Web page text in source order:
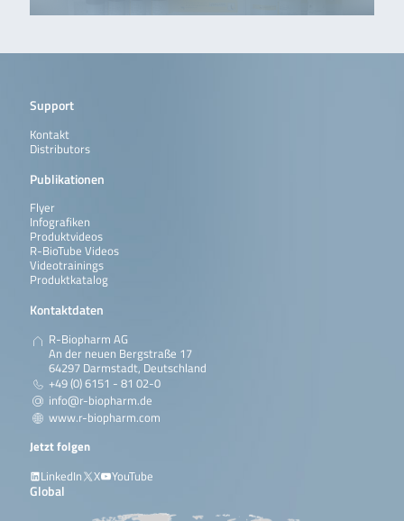
Support
Kontakt
Distributors
Publikationen
Flyer
Infografiken
Produktvideos
R-BioTube Videos
Videotrainings
Produktkatalog
Kontaktdaten
R-Biopharm AG
An der neuen Bergstraße 17
64297 Darmstadt, Deutschland
+49 (0) 6151 - 81 02-0
info@r-biopharm.de
www.r-biopharm.com
Jetzt folgen
LinkedIn
X YouTube
Global